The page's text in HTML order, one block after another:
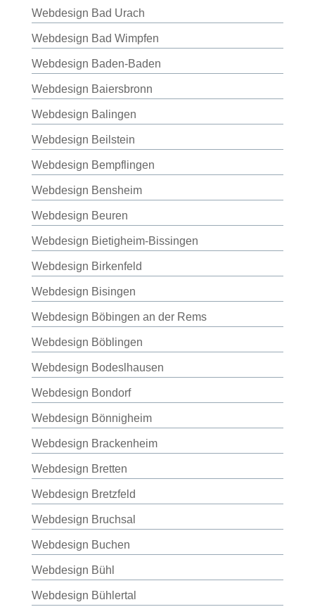
Webdesign Bad Urach
Webdesign Bad Wimpfen
Webdesign Baden-Baden
Webdesign Baiersbronn
Webdesign Balingen
Webdesign Beilstein
Webdesign Bempflingen
Webdesign Bensheim
Webdesign Beuren
Webdesign Bietigheim-Bissingen
Webdesign Birkenfeld
Webdesign Bisingen
Webdesign Böbingen an der Rems
Webdesign Böblingen
Webdesign Bodeslhausen
Webdesign Bondorf
Webdesign Bönnigheim
Webdesign Brackenheim
Webdesign Bretten
Webdesign Bretzfeld
Webdesign Bruchsal
Webdesign Buchen
Webdesign Bühl
Webdesign Bühlertal